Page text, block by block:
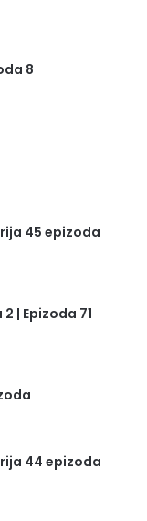
8
45 epizoda
| Epizoda 71
44 epizoda